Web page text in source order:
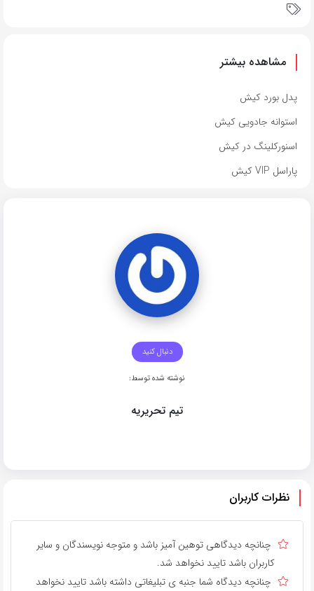
مشاهده بیشتر
پدل بورد کیش
استوانه جادویی کیش
اسنورکلینگ در کیش
پاراسل VIP کیش
دنبال کنید
نوشته شده توسط:
تیم تحریریه
نظرات کاربران
چنانچه دیدگاهی توهین آمیز باشد و متوجه نویسندگان و سایر
کاربران باشد تایید نخواهد شد.
چنانچه دیدگاه شما جنبه ی تبلیغاتی داشته باشد تایید نخواهد